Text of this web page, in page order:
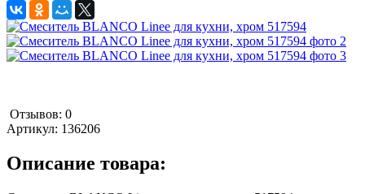
Отзывов: 0
Артикул: 136206
Описание товара: